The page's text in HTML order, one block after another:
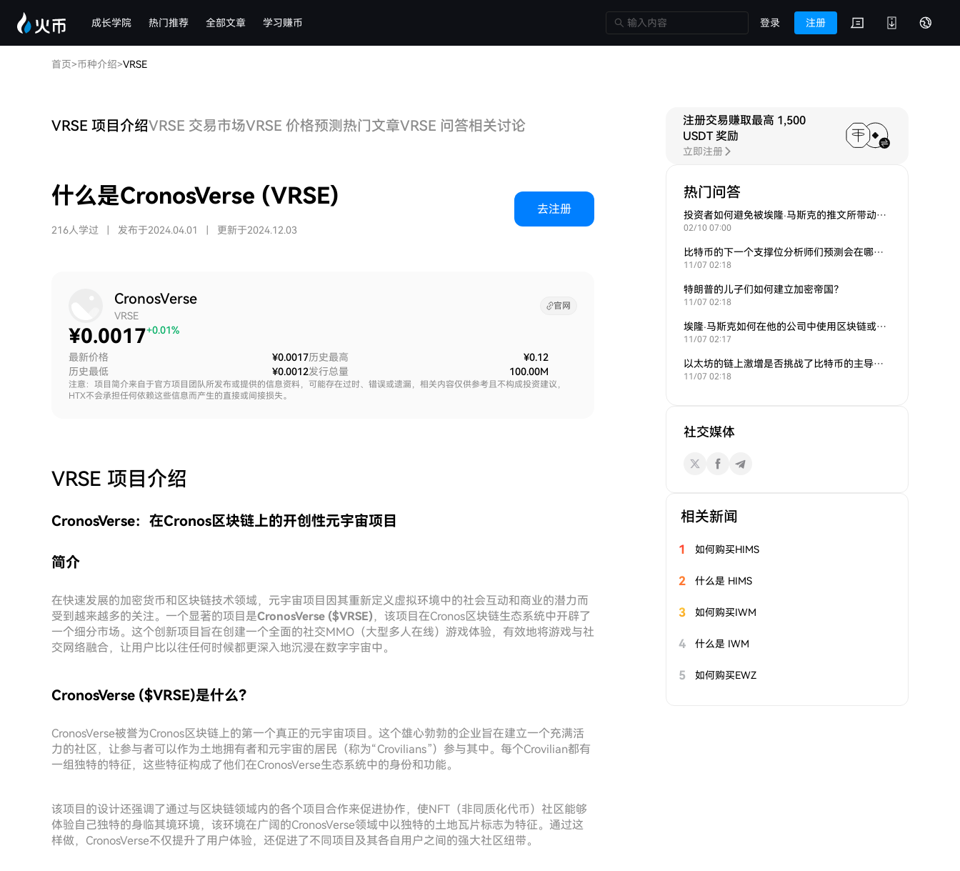
成长学院 热门推荐 全部文章 学习赚币 登录 注册
首页>币种介绍>VRSE
VRSE 项目介绍VRSE 交易市场VRSE 价格预测热门文章VRSE 问答相关讨论
什么是CronosVerse (VRSE)
216人学过 发布于2024.04.01 更新于2024.12.03
去注册
CronosVerse
VRSE
官网
¥0.0017+0.01%
最新价格
¥0.0017
历史最低
¥0.0012
历史最高
¥0.12
发行总量
100.00M
注意：项目简介来自于官方项目团队所发布或提供的信息资料，可能存在过时、错误或遗漏，相关内容仅供参考且不构成投资建议，
HTX不会承担任何依赖这些信息而产生的直接或间接损失。
VRSE 项目介绍
CronosVerse：在Cronos区块链上的开创性元宇宙项目
简介
在快速发展的加密货币和区块链技术领域，元宇宙项目因其重新定义虚拟环境中的社会互动和商业的潜力而
受到越来越多的关注。一个显著的项目是CronosVerse ($VRSE)，该项目在Cronos区块链生态系统中开辟了
一个细分市场。这个创新项目旨在创建一个全面的社交MMO（大型多人在线）游戏体验，有效地将游戏与社
交网络融合，让用户比以往任何时候都更深入地沉浸在数字宇宙中。
CronosVerse ($VRSE)是什么？
CronosVerse被誉为Cronos区块链上的第一个真正的元宇宙项目。这个雄心勃勃的企业旨在建立一个充满活
力的社区，让参与者可以作为土地拥有者和元宇宙的居民（称为“Crovilians”）参与其中。每个Crovilian都有
一组独特的特征，这些特征构成了他们在CronosVerse生态系统中的身份和功能。
该项目的设计还强调了通过与区块链领域内的各个项目合作来促进协作，使NFT（非同质化代币）社区能够
体验自己独特的身临其境环境，该环境在广阔的CronosVerse领域中以独特的土地瓦片标志为特征。通过这
样做，CronosVerse不仅提升了用户体验，还促进了不同项目及其各自用户之间的强大社区纽带。
注册交易赚取最高 1,500
USDT 奖励
立即注册
热门问答
投资者如何避免被埃隆·马斯克的推文所带动的炒作？
02/10 07:00
比特币的下一个支撑位分析师们预测会在哪里？
11/07 02:18
特朗普的儿子们如何建立加密帝国？
11/07 02:18
埃隆·马斯克如何在他的公司中使用区块链或加密货币？
11/07 02:17
以太坊的链上激增是否挑战了比特币的主导地位？
11/07 02:18
社交媒体
相关新闻
1 如何购买HIMS
2 什么是 HIMS
3 如何购买IWM
4 什么是 IWM
5 如何购买EWZ